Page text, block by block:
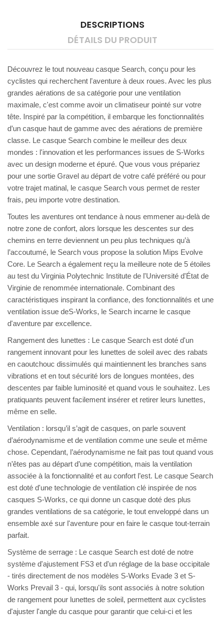
DESCRIPTIONS
DÉTAILS DU PRODUIT
Découvrez le tout nouveau casque Search, conçu pour les
cyclistes qui recherchent l'aventure à deux roues. Avec les plus
grandes aérations de sa catégorie pour une ventilation
maximale, c'est comme avoir un climatiseur pointé sur votre
tête. Inspiré par la compétition, il embarque les fonctionnalités
d’un casque haut de gamme avec des aérations de première
classe. Le casque Search combine le meilleur des deux
mondes : l'innovation et les performances issues de S-Works
avec un design moderne et épuré. Que vous vous prépariez
pour une sortie Gravel au départ de votre café préféré ou pour
votre trajet matinal, le casque Search vous permet de rester
frais, peu importe votre destination.
Toutes les aventures ont tendance à nous emmener au-delà de
notre zone de confort, alors lorsque les descentes sur des
chemins en terre deviennent un peu plus techniques qu’à
l’accoutumé, le Search vous propose la solution Mips Evolve
Core. Le Search a également reçu la meilleure note de 5 étoiles
au test du Virginia Polytechnic Institute de l'Université d'État de
Virginie de renommée internationale. Combinant des
caractéristiques inspirant la confiance, des fonctionnalités et une
ventilation issue deS-Works, le Search incarne le casque
d'aventure par excellence.
Rangement des lunettes : Le casque Search est doté d'un
rangement innovant pour les lunettes de soleil avec des rabats
en caoutchouc dissimulés qui maintiennent les branches sans
vibrations et en tout sécurité lors de longues montées, des
descentes par faible luminosité et quand vous le souhaitez. Les
pratiquants peuvent facilement insérer et retirer leurs lunettes,
même en selle.
Ventilation : lorsqu’il s’agit de casques, on parle souvent
d’aérodynamisme et de ventilation comme une seule et même
chose. Cependant, l’aérodynamisme ne fait pas tout quand vous
n’êtes pas au départ d’une compétition, mais la ventilation
associée à la fonctionnalité et au confort l’est. Le casque Search
est doté d'une technologie de ventilation clé inspirée de nos
casques S-Works, ce qui donne un casque doté des plus
grandes ventilations de sa catégorie, le tout enveloppé dans un
ensemble axé sur l'aventure pour en faire le casque tout-terrain
parfait.
Système de serrage : Le casque Search est doté de notre
système d'ajustement FS3 et d'un réglage de la base occipitale
- tirés directement de nos modèles S-Works Evade 3 et S-
Works Prevail 3 - qui, lorsqu'ils sont associés à notre solution
de rangement pour lunettes de soleil, permettent aux cyclistes
d'ajuster l'angle du casque pour garantir que celui-ci et les